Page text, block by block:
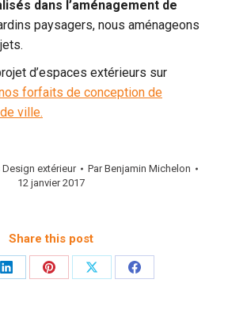
dans l’aménagement de
paysagers, nous aménageons
d’espaces extérieurs sur
forfaits de conception de
ville.
extérieur ParBenjamin Michelon
12 janvier 2017
Share this post
PartagerPartagerPartagerPartager